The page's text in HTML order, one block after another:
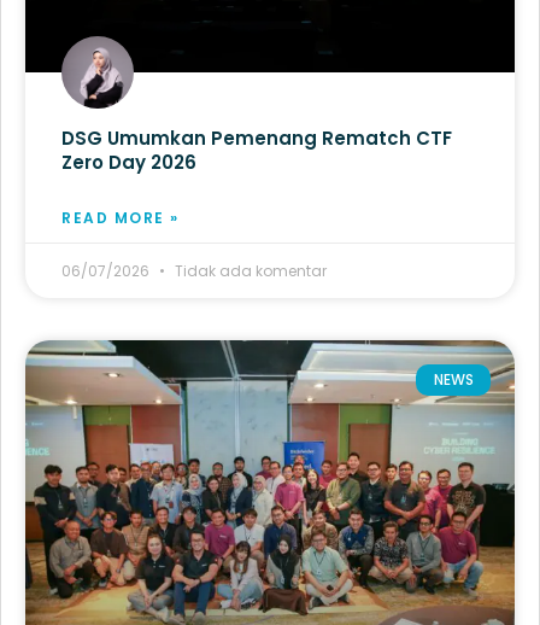
DSG Umumkan Pemenang Rematch CTF
Zero Day 2026
READ MORE »
06/07/2026 Tidak ada komentar
NEWS